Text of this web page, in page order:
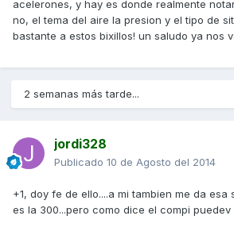
acelerones, y hay es donde realmente
no, el tema del aire la presion y el tipo de
bastante a estos bixillos! un saludo ya nos
2 semanas más tarde...
jordi328
Publicado 10 de Agosto del 2014
+1, doy fe de ello....a mi tambien me da
es la 300...pero como dice el compi puedev